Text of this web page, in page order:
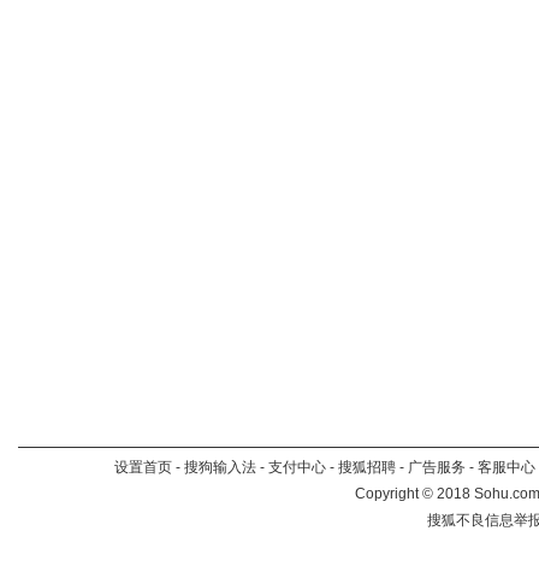
设置首页 - 搜狗输入法 - 支付中心 - 搜狐招聘 - 广告服务 - 客服中心
Copyright©2018
搜狐不良信息举